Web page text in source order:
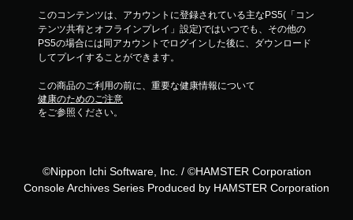
このコンテンツは、アカウントに登録されている主なPS5(「コン
テンツ共有とオフラインプレイ」設定)ではいつでも、その他の
PS5の場合には同アカウントでログインした後に、ダウンロード
してプレイすることができます。
この商品のご利用の前に、重要な健康情報について
健康のためのご注意
をご参照ください。
©Nippon Ichi Software, Inc. / ©HAMSTER Corporation
Console Archives Series Produced by HAMSTER Corporation